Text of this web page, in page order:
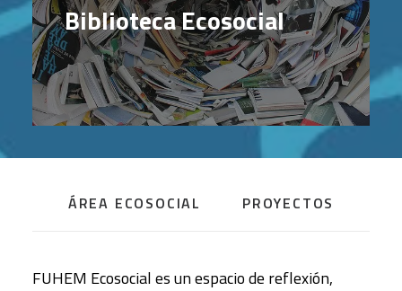
Biblioteca Ecosocial
ÁREA ECOSOCIAL PROYECTOS
FUHEM Ecosocial es un espacio de reflexión,